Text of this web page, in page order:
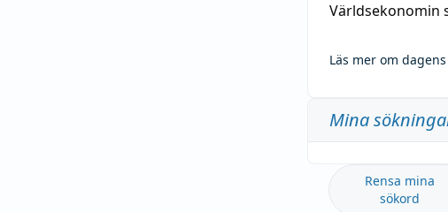
Världsekonomin
Läs mer om
Mina
Rensa mina
sökord